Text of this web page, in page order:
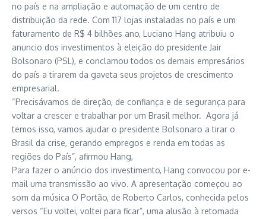
no país e na ampliação e automação de um centro de
distribuição da rede. Com 117 lojas instaladas no país e um
faturamento de R$ 4 bilhões ano, Luciano Hang atribuiu o
anuncio dos investimentos à eleição do presidente Jair
Bolsonaro (PSL), e conclamou todos os demais empresários
do país a tirarem da gaveta seus projetos de crescimento
empresarial.
“Precisávamos de direção, de confiança e de segurança para
voltar a crescer e trabalhar por um Brasil melhor. Agora já
temos isso, vamos ajudar o presidente Bolsonaro a tirar o
Brasil da crise, gerando empregos e renda em todas as
regiões do País”, afirmou Hang,
Para fazer o anúncio dos investimento, Hang convocou por e-
mail uma transmissão ao vivo. A apresentação começou ao
som da música O Portão, de Roberto Carlos, conhecida pelos
versos “Eu voltei, voltei para ficar”, uma alusão à retomada